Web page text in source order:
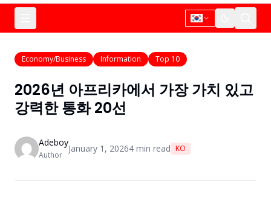
Economy/Business Information Top 10
2026년 아프리카에서 가장 가치 있고
강력한 통화 20선
Adeboy
Author
January 1, 20264 min read KO